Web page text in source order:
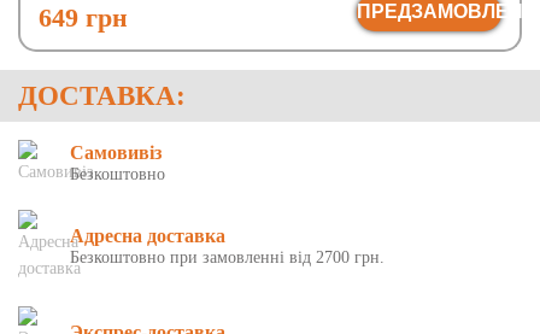
649 грн
ДОСТАВКА:
Самовивіз
Безкоштовно
Адресна доставка
Безкоштовно при замовленні від 2700 грн.